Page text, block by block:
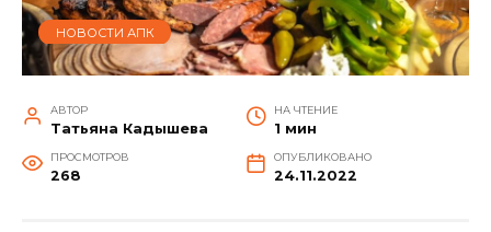
НОВОСТИ АПК
АВТОР
Татьяна Кадышева
НА ЧТЕНИЕ
1 мин
ПРОСМОТРОВ
268
ОПУБЛИКОВАНО
24.11.2022